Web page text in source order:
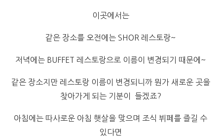
이곳에서는
같은 장소를 오전에는 SHOR 레스토랑~
저녁에는 BUFFET 레스토랑으로 이름이 변경되기 때문에~
같은 장소지만 레스토랑 이름이 변경되니까 뭔가 새로운 곳을
찾아가게 되는 기분이 들겠죠?
아침에는 따사로운 아침 햇살을 맞으며 조식 뷔페를 즐길 수
있다면